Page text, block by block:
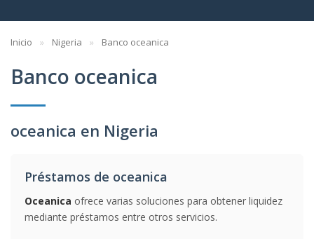
Inicio Nigeria Banco oceanica
Banco oceanica
oceanica en Nigeria
Préstamos de oceanica
Oceanica ofrece varias soluciones para obtener liquidez
mediante préstamos entre otros servicios.